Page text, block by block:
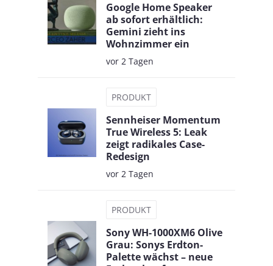
Google Home Speaker
ab sofort erhältlich:
Gemini zieht ins
Wohnzimmer ein
vor 2 Tagen
PRODUKT
Sennheiser Momentum
True Wireless 5: Leak
zeigt radikales Case-
Redesign
vor 2 Tagen
PRODUKT
Sony WH-1000XM6 Olive
Grau: Sonys Erdton-
Palette wächst – neue